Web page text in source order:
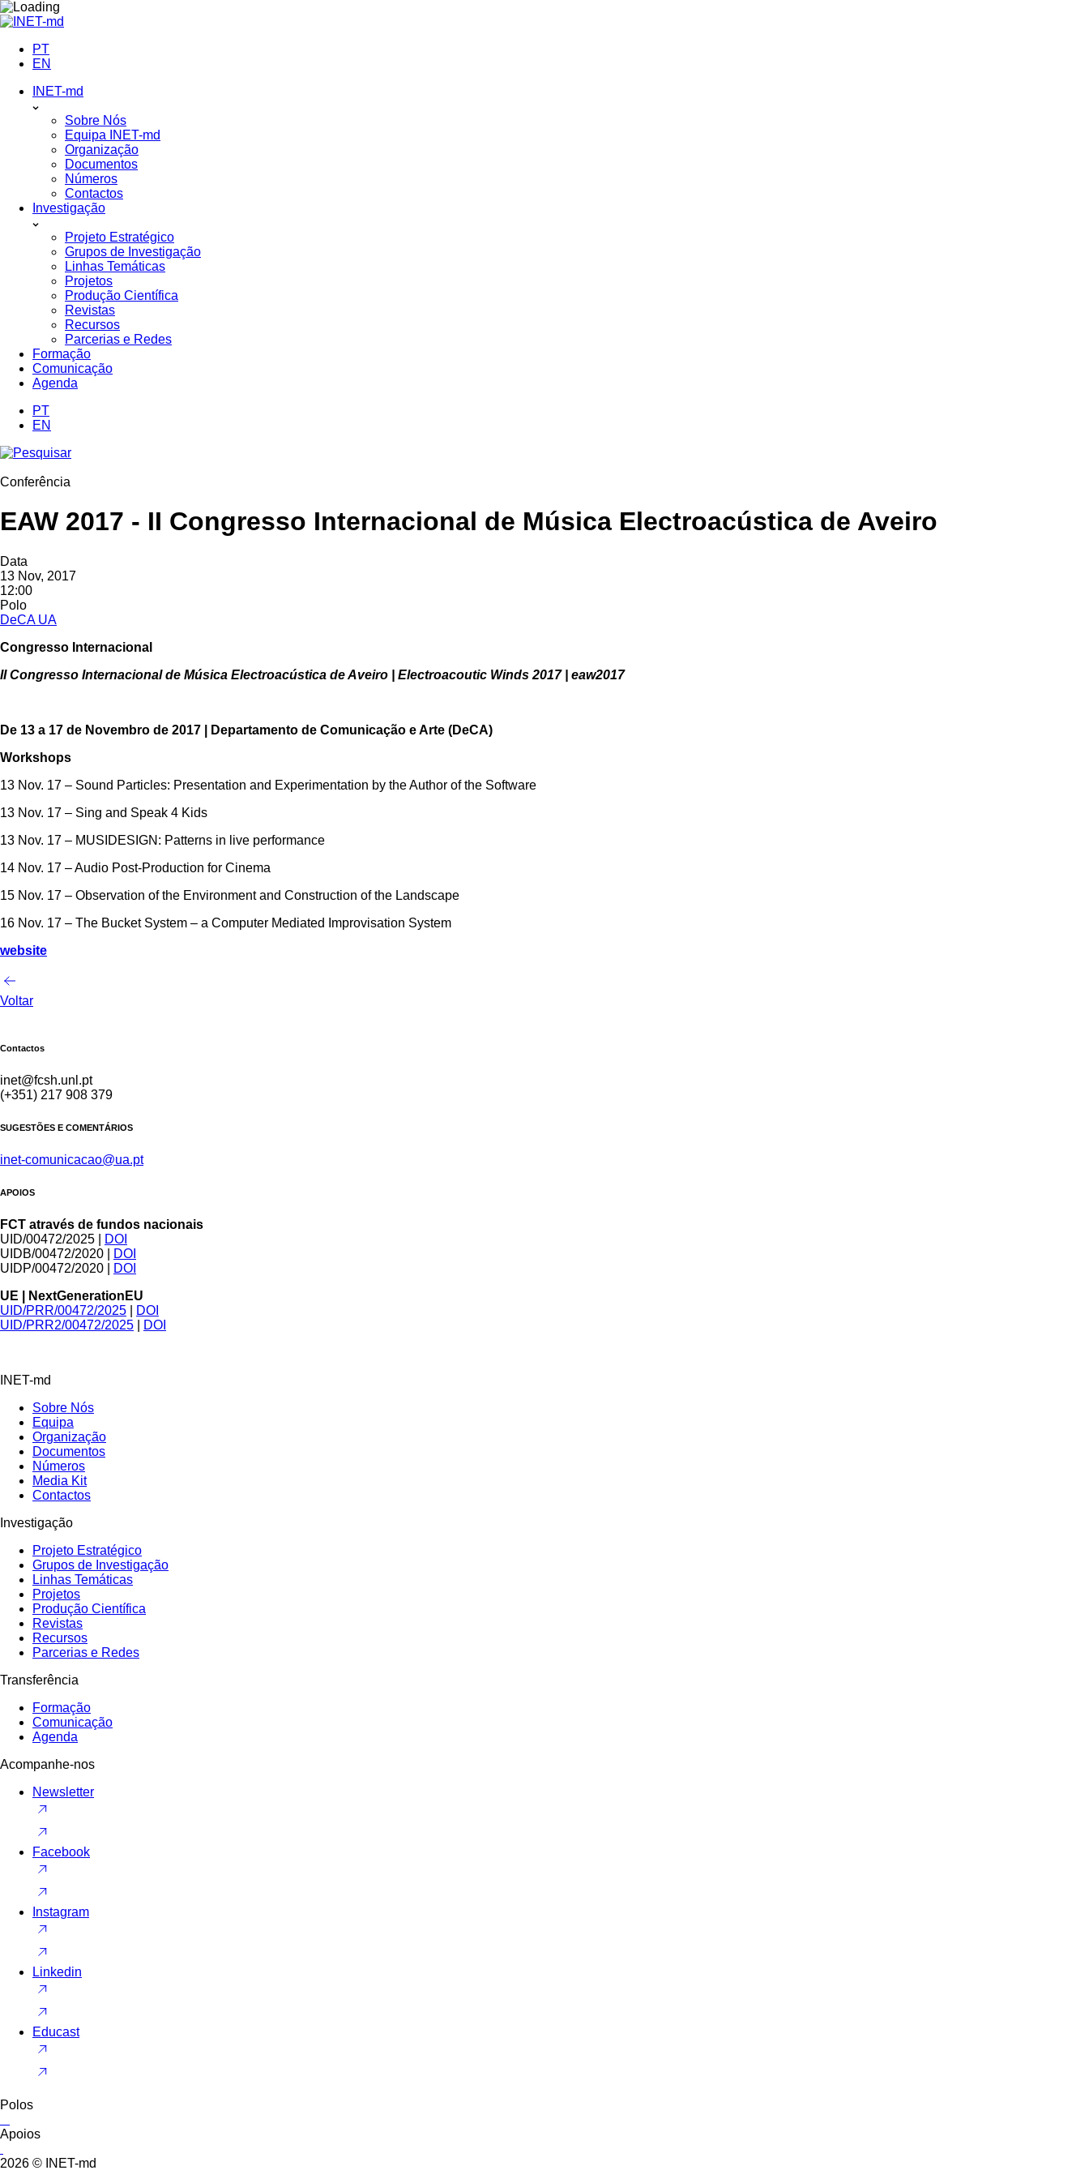
Skip
to
PT
EN
INET-md
Sobre Nós
Equipa INET-md
Organização
Documentos
Números
Contactos
Investigação
Projeto Estratégico
Grupos de Investigação
Linhas Temáticas
Projetos
Produção Científica
Revistas
Recursos
Parcerias e Redes
Formação
Comunicação
Agenda
PT
EN
Conferência
EAW 2017 - II Congresso Internacional de Música Electroacústica de Aveiro
Data
13 Nov, 2017
12:00
Polo
DeCA UA
Congresso Internacional
II Congresso Internacional de Música Electroacústica de Aveiro | Electroacoutic Winds 2017 | eaw2017
De 13 a 17 de Novembro de 2017 | Departamento de Comunicação e Arte (DeCA)
Workshops
13 Nov. 17 – Sound Particles: Presentation and Experimentation by the Author of the Software
13 Nov. 17 – Sing and Speak 4 Kids
13 Nov. 17 – MUSIDESIGN: Patterns in live performance
14 Nov. 17 – Audio Post-Production for Cinema
15 Nov. 17 – Observation of the Environment and Construction of the Landscape
16 Nov. 17 – The Bucket System – a Computer Mediated Improvisation System
website
Voltar
Contactos
inet@fcsh.unl.pt
(+351) 217 908 379
SUGESTÕES E COMENTÁRIOS
inet-comunicacao@ua.pt
APOIOS
FCT através de fundos nacionais
UID/00472/2025 |
DOI
UIDB/00472/2020 |
DOI
UIDP/00472/2020 |
DOI
UE | NextGenerationEU
UID/PRR/00472/2025
DOI
UID/PRR2/00472/2025
DOI
INET-md
Sobre Nós
Equipa
Organização
Documentos
Números
Media Kit
Contactos
Investigação
Projeto Estratégico
Grupos de Investigação
Linhas Temáticas
Projetos
Produção Científica
Revistas
Recursos
Parcerias e Redes
Transferência
Formação
Comunicação
Agenda
Acompanhe-nos
Newsletter
Facebook
Instagram
Linkedin
Educast
Polos
Apoios
2026 © INET-md